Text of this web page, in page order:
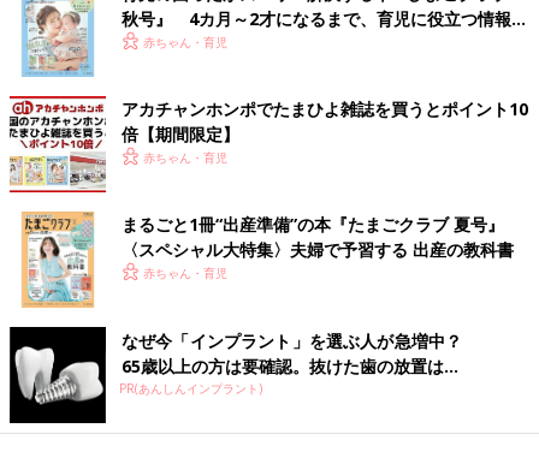
秋号』 4カ月～2才になるまで、育児に役立つ情報が
いっぱい！
赤ちゃん・育児
アカチャンホンポでたまひよ雑誌を買うとポイント10
倍【期間限定】
赤ちゃん・育児
まるごと1冊“出産準備”の本『たまごクラブ 夏号』
〈スペシャル大特集〉夫婦で予習する 出産の教科書
赤ちゃん・育児
なぜ今「インプラント」を選ぶ人が急増中？
65歳以上の方は要確認。抜けた歯の放置は...
PR(あんしんインプラント)